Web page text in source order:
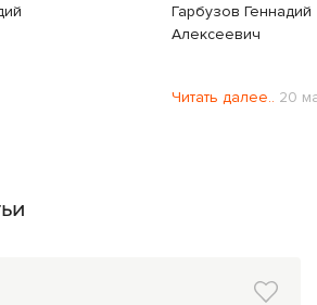
Гарбузов Геннадий
Алексеевич
Читать далее.. 20